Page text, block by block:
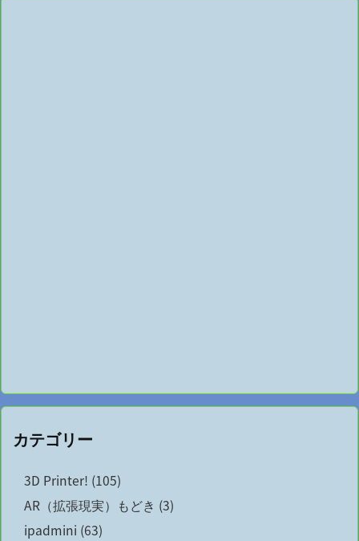
カテゴリー
3D Printer! (105)
AR（拡張現実）もどき (3)
ipadmini (63)